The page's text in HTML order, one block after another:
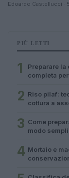
Edoardo Castellucci ·
PIÙ LETTI
1
Preparare
completa
2 Riso pilaf:
cottura a
3 Come
modo
4 Mortaio e